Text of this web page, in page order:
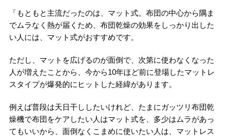
「もともと主流だったのは、マット式。布団の中心から隅ま
でムラなく熱が届くため、布団乾燥の効果をしっかり出した
い人には、マット式がおすすめです。
ただし、マットを広げるのが面倒で、次第に使わなくなった
人が増えたことから、今から10年ほど前に登場したマットレ
スタイプが爆発的にヒットした経緯があります。
例えば普段は天日干ししたいけれど、たまにガッツリ布団乾
燥機で布団をケアしたい人はマット式を、多少はムラがあっ
てもいいから、面倒なくこまめに使いたい人は、マットレス